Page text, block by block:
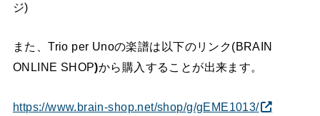
ジ)
また、Trio per Unoの楽譜は以下のリンク(BRAIN
ONLINE SHOP)から購入することが出来ます。
https://www.brain-shop.net/shop/g/gEME1013/